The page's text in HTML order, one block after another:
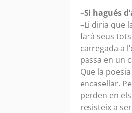
–Si hagués
–Li diria que
farà seus
carregada a
passa en un
Que la
encasellar.
perden en
resisteix a